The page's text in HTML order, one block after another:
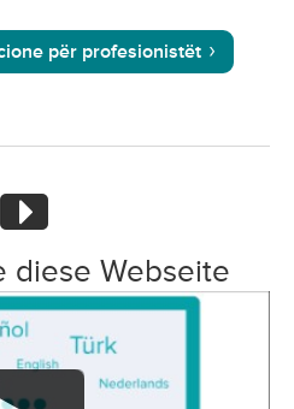
për profesionistët
diese Webseite